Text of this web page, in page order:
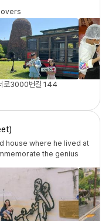
로3000번길 144
house where he lived at
the genius